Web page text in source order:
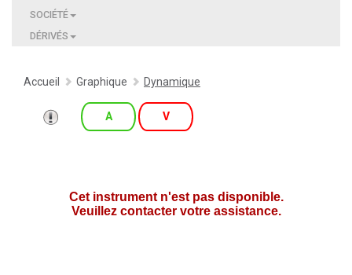
SOCIÉTÉ
DÉRIVÉS
Accueil Graphique Dynamique
A V